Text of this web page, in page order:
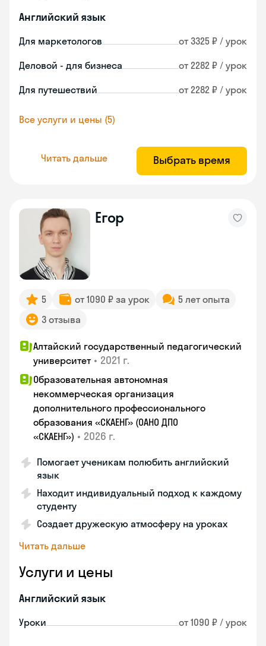
Английский язык
Для маркетологов от 3325 ₽ / урок
Деловой - для бизнеса от 2282 ₽ / урок
Для путешествий от 2282 ₽ / урок
Все услуги и цены (5)
Читать дальше Выбрать время
Егор
5 от 1090 ₽ за урок
5 лет опыта
3 отзыва
Алтайский государственный педагогический
университет • 2021 г.
Образовательная автономная
некоммерческая организация
дополнительного профессионального
образования «СКАЕНГ» (ОАНО ДПО
«СКАЕНГ») • 2026 г.
Помогает ученикам полюбить английский
язык
Находит индивидуальный подход к каждому
студенту
Создает дружескую атмосферу на уроках
Читать дальше
Услуги и цены
Английский язык
Уроки от 1090 ₽ / урок